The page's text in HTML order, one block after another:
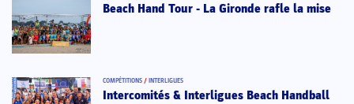
Beach Hand Tour - La Gironde rafle la mise
COMPÉTITIONS / INTERLIGUES
Intercomités & Interligues Beach Handball